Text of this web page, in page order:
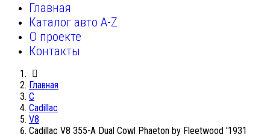
Главная
Каталог авто A-Z
О проекте
Контакты
Главная
C
Cadillac
V8
Cadillac V8 355-A Dual Cowl Phaeton by Fleetwood '1931